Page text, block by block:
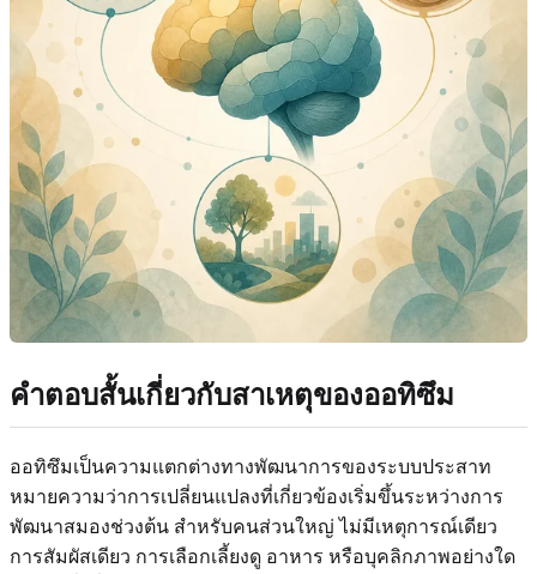
คำตอบสั้นเกี่ยวกับสาเหตุของออทิซึม
ออทิซึมเป็นความแตกต่างทางพัฒนาการของระบบประสาท
หมายความว่าการเปลี่ยนแปลงที่เกี่ยวข้องเริ่มขึ้นระหว่างการ
พัฒนาสมองช่วงต้น สำหรับคนส่วนใหญ่ ไม่มีเหตุการณ์เดียว
การสัมผัสเดียว การเลือกเลี้ยงดู อาหาร หรือบุคลิกภาพอย่างใด